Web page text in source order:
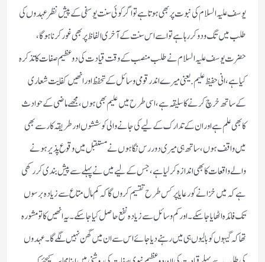
یوسف علیہ السلام كی نبوت پر بھی ہوتا ہے تو اگر كوئی سنت یوسفی كے پیش نظر عہدوں كی
طلب میں تگ ودو كررہا ہے تو اسے اس سنت كے آخری الفاظ پر بھی غور كرنا ہوگا‏،
حضرت یوسف علیہ السلام نے طلب منصب كے وقت قیادت كی دو عظیم صفات كا تذكرہ
كیا ہے ‏، انی حفیظ علیم. یعنی میرے اندر قومی وسائل كے تحفظ ‏ اور انھیں كفایت شعاری
كے ساتھ خرچ كرنے كا سلیقہ ہے‏، اسی طرح میں علیم بھی ہوں‏، مجھے ماضی كے حوادث
كا بھی علم ہے اور ان كے تدارك كے لیے كی جانے والی كوششوں اور طریقہ كارسے بھی
میں واقف ہوں ‏،ساتھ ہی میری دور رس نگاہوں نے مستقبل میں وقوع پذیر ہونے
والے واقعات كا بھی اندازہ كرلیا ہے‏، جس كے لیے میں نے پہلے سے پیش بندی كرركھی
ہے كہ میں خزانے كو رعایا پر كس طرح تقسیم كر وں گا كہ كم مال متاع سے زیادہ برسوں
تك فائدہ اٹھایا جاسكے۔ اور كم وسائل سے زیادہ نفع حاصل كیا جاسكے۔ یہ انھیں كا تو مشورہ
تھا كہ گیہوں كو بالیوں ہی میں رہنے دیا جائے اس سے ان میں گھن نہیں لگے گا۔ عہدوں